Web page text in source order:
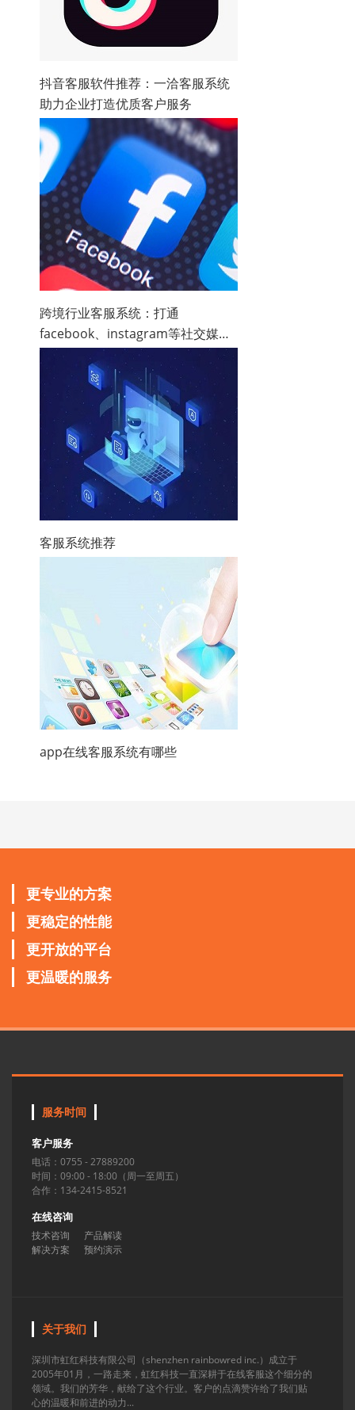
抖音客服软件推荐：一洽客服系统
助力企业打造优质客户服务
跨境行业客服系统：打通
facebook、instagram等社交媒体
渠道
客服系统推荐
app在线客服系统有哪些
更专业的方案
更稳定的性能
更开放的平台
更温暖的服务
服务时间
客户服务
电话：0755 - 27889200
时间：09:00 - 18:00（周一至周五）
合作：134-2415-8521
在线咨询
技术咨询
产品解读
解决方案
预约演示
关于我们
深圳市虹红科技有限公司（shenzhen rainbowred inc.）成立于
2005年01月，一路走来，虹红科技一直深耕于在线客服这个细分的
领域。我们的芳华，献给了这个行业。客户的点滴赞许给了我们贴
心的温暖和前进的动力...